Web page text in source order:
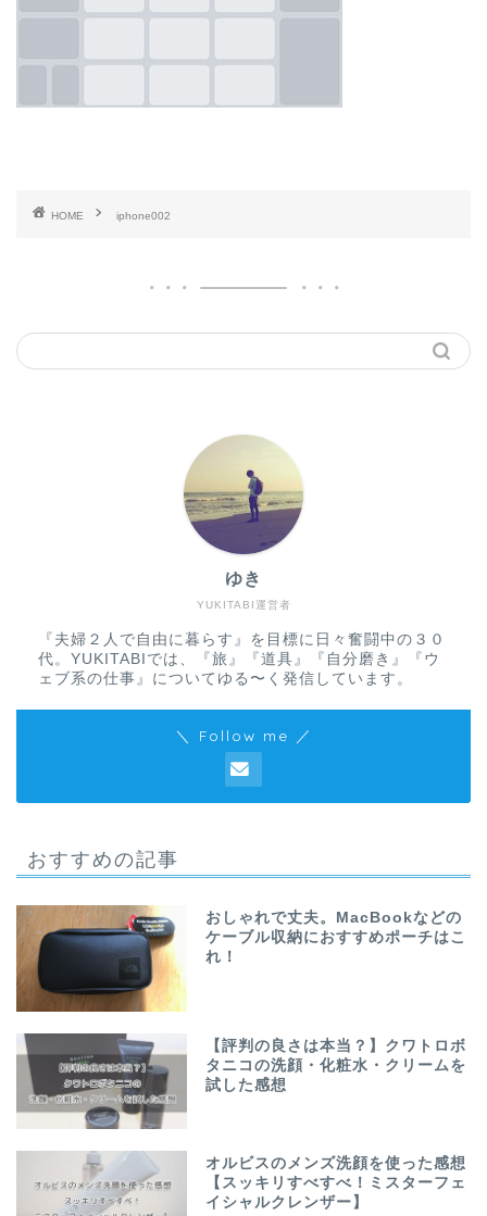
HOME iphone002
YUKITABI運営者
ゆき
『夫婦２人で自由に暮らす』を目標に日々奮闘中の３０
代。YUKITABIでは、『旅』『道具』『自分磨き』『ウ
ェブ系の仕事』についてゆる〜く発信しています。
＼ Follow me ／
おすすめの記事
おしゃれで丈夫。MacBookなどの
ケーブル収納におすすめポーチはこ
れ！
【評判の良さは本当？】クワトロボ
タニコの洗顔・化粧水・クリームを
試した感想
オルビスのメンズ洗顔を使った感想
【スッキリすべすべ！ミスターフェ
イシャルクレンザー】